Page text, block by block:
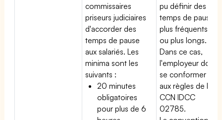
commissaires
priseurs judiciaires
d'accorder des
temps de pause
aux salariés. Les
minima sont les
suivants :
20 minutes
obligatoires
pour plus de 6
pu définir des
temps de pause
plus fréquents
ou plus longs.
Dans ce cas,
l'employeur doit
se conformer
aux règles de la
CCN IDCC
02785.